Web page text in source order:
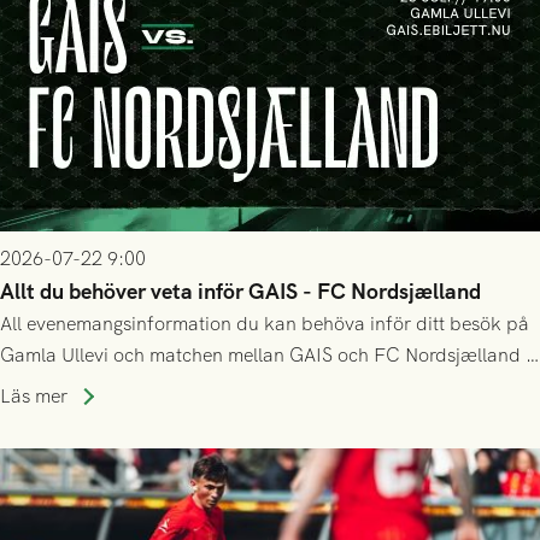
2026-07-22 9:00
Allt du behöver veta inför GAIS - FC Nordsjælland
All evenemangsinformation du kan behöva inför ditt besök på
Gamla Ullevi och matchen mellan GAIS och FC Nordsjælland i
kvalet till Conference League! Avspark kl 19.00 på torsdag
Läs mer